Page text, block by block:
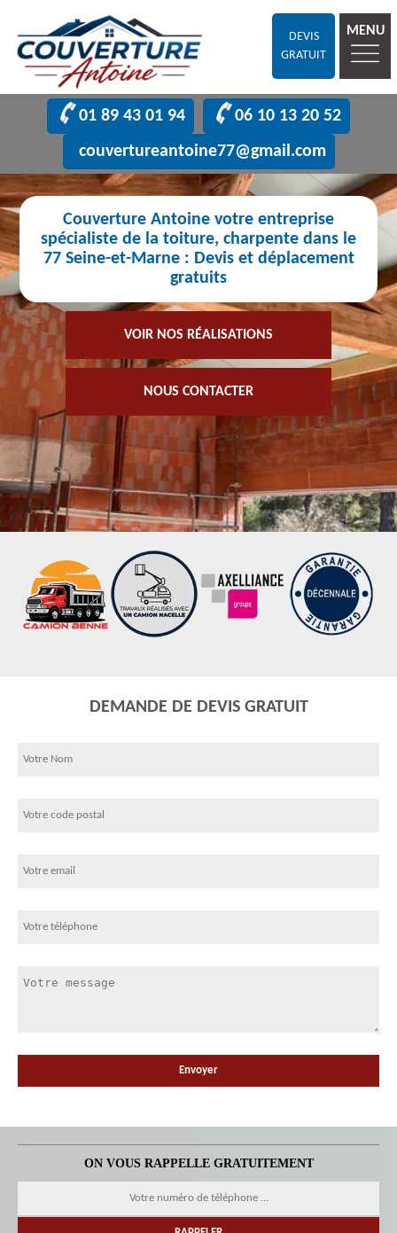
DEVIS
GRATUIT
MENU
01 89 43 01 94
06 10 13 20 52
couvertureantoine77@gmail.com
Couverture Antoine votre entreprise
spécialiste de la toiture, charpente dans le
77 Seine-et-Marne : Devis et déplacement
gratuits
VOIR NOS RÉALISATIONS
NOUS CONTACTER
DEMANDE DE DEVIS GRATUIT
ON VOUS RAPPELLE GRATUITEMENT